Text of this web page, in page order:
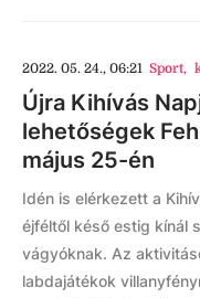
2022. 05. 24., 06:21 Sport,
Újra Kihívás
lehetőségek
május 25-én
Idén is elérkezett a
éjféltől késő estig kínál
vágyóknak. Az
labdajátékok